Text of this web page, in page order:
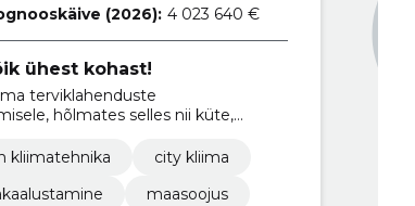
(2026): 4 023 640 €
ühest kohast!
terviklahenduste
hõlmates selles nii küte,
seotud teenuseid.
kliimatehnika
city kliima
maasoojus